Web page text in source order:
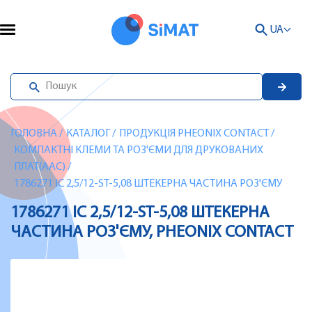
UA
ГОЛОВНА/ КАТАЛОГ / ПРОДУКЦІЯ PHEONIX CONTACT /
КОМПАКТНІ КЛЕМИ ТА РОЗ'ЄМИ ДЛЯ ДРУКОВАНИХ
ПЛАТ(AAC) /
1786271 IC 2,5/12-ST-5,08 ШТЕКЕРНА ЧАСТИНА РОЗ'ЄМУ
1786271 IC 2,5/12-ST-5,08 ШТЕКЕРНА
ЧАСТИНА РОЗ'ЄМУ, PHEONIX CONTACT